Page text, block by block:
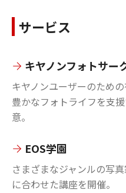
サービス
キヤノンフォトサー
キヤノンユーザーのため
豊かなフォトライフを支
意。
EOS学園
さまざまなジャンルの写
に合わせた講座を開催。